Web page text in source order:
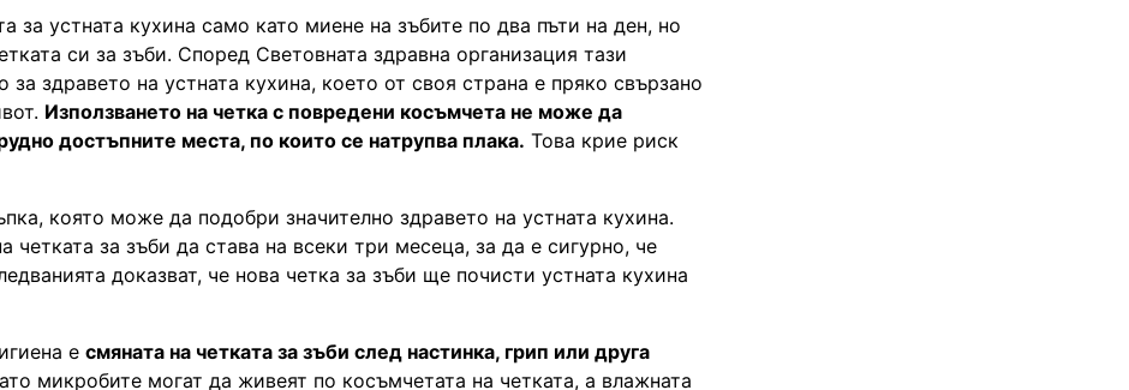
за устната кухина само като миене на зъбите по два пъти на ден, но
си за зъби. Според Световната здравна организация тази
здравето на устната кухина, което от своя страна е пряко свързано
Използването на четка с повредени косъмчета не може да
достъпните места, по които се натрупва плака. Това крие риск
която може да подобри значително здравето на устната кухина.
четката за зъби да става на всеки три месеца, за да е сигурно, че
доказват, че нова четка за зъби ще почисти устната кухина
е смяната на четката за зъби след настинка, грип или друга
микробите могат да живеят по косъмчетата на четката, а влажната